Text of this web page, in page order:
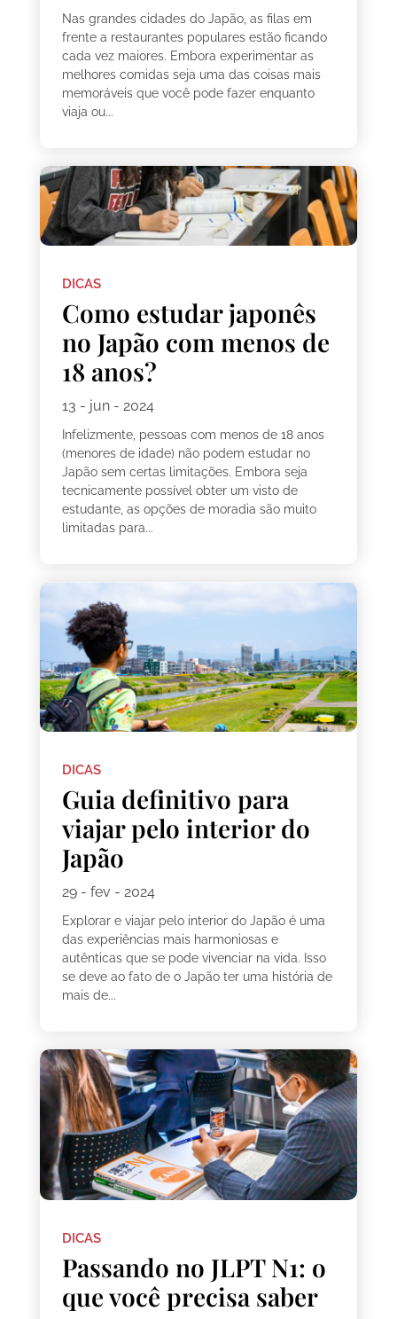
Nas grandes cidades do Japão, as filas em
frente a restaurantes populares estão ficando
cada vez maiores. Embora experimentar as
melhores comidas seja uma das coisas mais
memoráveis que você pode fazer enquanto
viaja ou...
DICAS
Como estudar japonês
no Japão com menos de
18 anos?
13 - jun - 2024
Infelizmente, pessoas com menos de 18 anos
(menores de idade) não podem estudar no
Japão sem certas limitações. Embora seja
tecnicamente possível obter um visto de
estudante, as opções de moradia são muito
limitadas para...
DICAS
Guia definitivo para
viajar pelo interior do
Japão
29 - fev - 2024
Explorar e viajar pelo interior do Japão é uma
das experiências mais harmoniosas e
autênticas que se pode vivenciar na vida. Isso
se deve ao fato de o Japão ter uma história de
mais de...
DICAS
Passando no JLPT N1: o
que você precisa saber